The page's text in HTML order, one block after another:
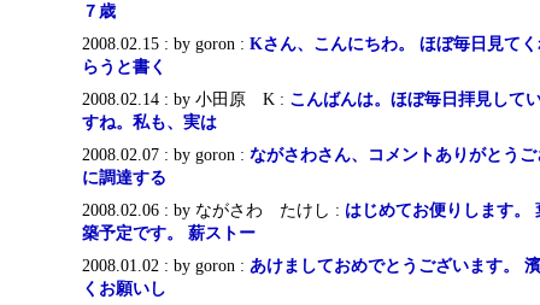
７歳
2008.02.15 : by goron : Kさん、こんにちわ。 ほぼ毎日見て
らうと書く
2008.02.14 : by 小田原 K : こんばんは。ほぼ毎日拝見して
すね。私も、実は
2008.02.07 : by goron : ながさわさん、コメントありがとう
に調達する
2008.02.06 : by ながさわ たけし : はじめてお便りします。
築予定です。 薪ストー
2008.01.02 : by goron : あけましておめでとうございます。
くお願いし